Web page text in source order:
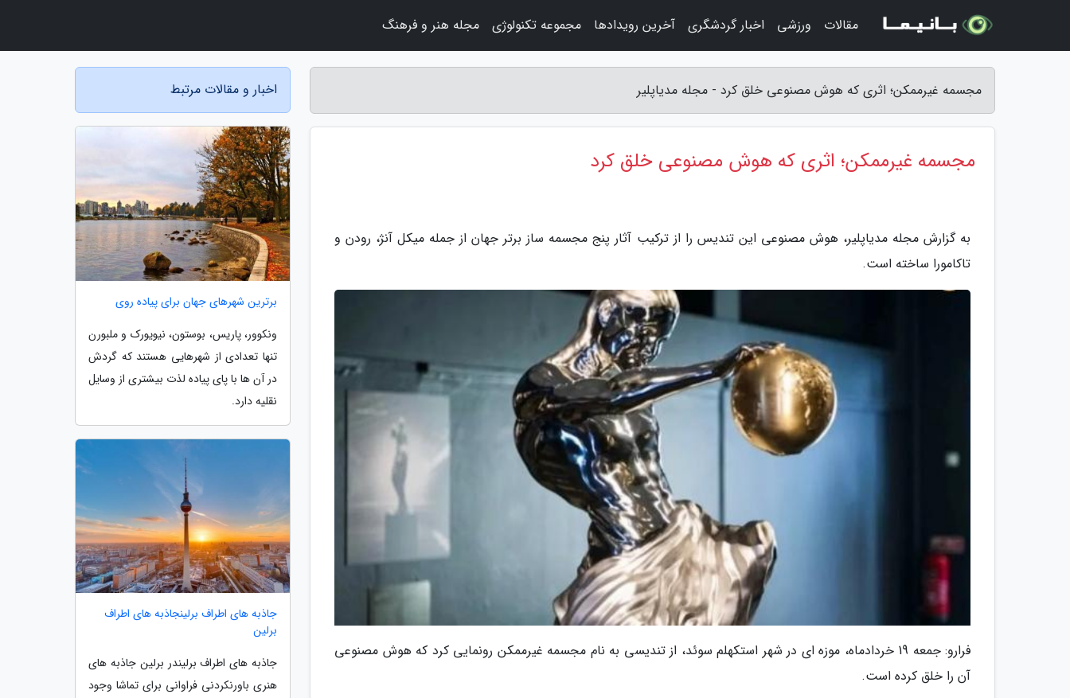
مجسمه غیرممکن؛ اثری که هوش مصنوعی خلق کرد - مجله مدیاپلیر
مجسمه غیرممکن؛ اثری که هوش مصنوعی خلق کرد
به گزارش مجله مدیاپلیر، هوش مصنوعی این تندیس را از ترکیب آثار پنج مجسمه ساز برتر جهان از جمله میکل آنژ، رودن و
تاکامورا ساخته است.
فرارو: جمعه 19 خردادماه، موزه ای در شهر استکهلم سوئد، از تندیسی به نام مجسمه غیرممکن رونمایی کرد که هوش مصنوعی
آن را خلق کرده است.
اخبار و مقالات مرتبط
برترین شهرهای جهان برای پیاده روی
ونکوور، پاریس، بوستون، نیویورک و ملبورن
تنها تعدادی از شهرهایی هستند که گردش
در آن ها با پای پیاده لذت بیشتری از وسایل
نقلیه دارد.
جاذبه های اطراف برلینجاذبه های اطراف
برلین
جاذبه های اطراف برلیندر برلین جاذبه های
هنری باورنکردنی فراوانی برای تماشا وجود
مقالات ورزشی اخبار گردشگری آخرین رویدادها مجموعه تکنولوژی مجله هنر و فرهنگ